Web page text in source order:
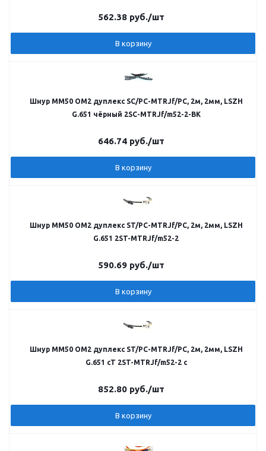
562.38руб./шт
В корзину
Шнур MM50 OM2 дуплекс SC/PC-MTRJf/PC, 2м, 2мм, LSZH
G.651 чёрный 2SC-MTRJf/m52-2-BK
646.74руб./шт
В корзину
Шнур MM50 OM2 дуплекс ST/PC-MTRJf/PC, 2м, 2мм, LSZH
G.651 2ST-MTRJf/m52-2
590.69руб./шт
В корзину
Шнур MM50 OM2 дуплекс ST/PC-MTRJf/PC, 2м, 2мм, LSZH
G.651 cT 2ST-MTRJf/m52-2 с
852.80руб./шт
В корзину